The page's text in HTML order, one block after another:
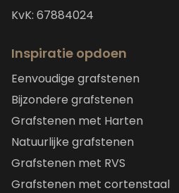
KvK: 67884024
Inspiratie opdoen
Eenvoudige grafstenen
Bijzondere grafstenen
Grafstenen met Harten
Natuurlijke grafstenen
Grafstenen met RVS
Grafstenen met cortenstaal